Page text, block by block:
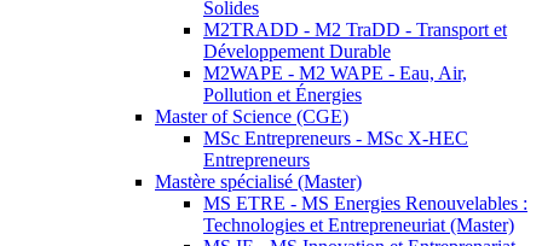
Solides
M2TRADD - M2 TraDD - Transport et
Développement Durable
M2WAPE - M2 WAPE - Eau, Air,
Pollution et Énergies
Master of Science (CGE)
MSc Entrepreneurs - MSc X-HEC
Entrepreneurs
Mastère spécialisé (Master)
MS ETRE - MS Energies Renouvelables :
Technologies et Entrepreneuriat (Master)